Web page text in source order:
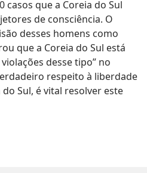
casos que a Coreia do Sul
de consciência. O
desses homens como
que a Coreia do Sul está
desse tipo” no
respeito à liberdade
Sul, é vital resolver este